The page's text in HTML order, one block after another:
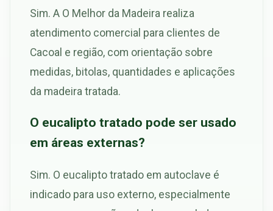
Sim. A O Melhor da Madeira realiza
atendimento comercial para clientes de
Cacoal e região, com orientação sobre
medidas, bitolas, quantidades e aplicações
da madeira tratada.
O eucalipto tratado pode ser usado
em áreas externas?
Sim. O eucalipto tratado em autoclave é
indicado para uso externo, especialmente